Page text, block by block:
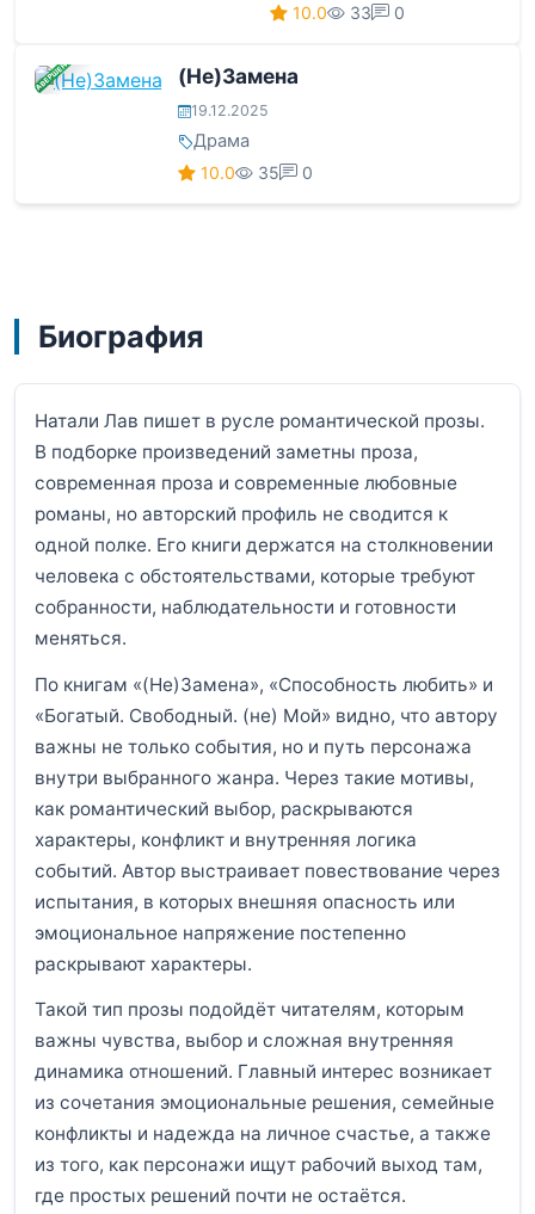
10.0 33 0
ЗАВЕРШЕНА (Не)Замена
19.12.2025
Драма
10.0 35 0
Биография
Натали Лав пишет в русле романтической прозы.
В подборке произведений заметны проза,
современная проза и современные любовные
романы, но авторский профиль не сводится к
одной полке. Его книги держатся на столкновении
человека с обстоятельствами, которые требуют
собранности, наблюдательности и готовности
меняться.
По книгам «(Не)Замена», «Способность любить» и
«Богатый. Свободный. (не) Мой» видно, что автору
важны не только события, но и путь персонажа
внутри выбранного жанра. Через такие мотивы,
как романтический выбор, раскрываются
характеры, конфликт и внутренняя логика
событий. Автор выстраивает повествование через
испытания, в которых внешняя опасность или
эмоциональное напряжение постепенно
раскрывают характеры.
Такой тип прозы подойдёт читателям, которым
важны чувства, выбор и сложная внутренняя
динамика отношений. Главный интерес возникает
из сочетания эмоциональные решения, семейные
конфликты и надежда на личное счастье, а также
из того, как персонажи ищут рабочий выход там,
где простых решений почти не остаётся.